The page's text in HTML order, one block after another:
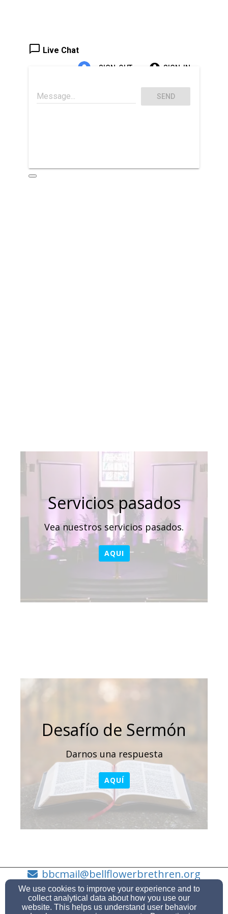
Servicios pasados
Vea nuestros servicios pasados.
AQUI
Desafío de Sermón
Darnos una respuesta
AQUÍ
bbcmail@bellflowerbrethren.org
562-925-6561
We use cookies to improve your experience and to
collect analytical data about how you use our
website. This helps us understand user behavior